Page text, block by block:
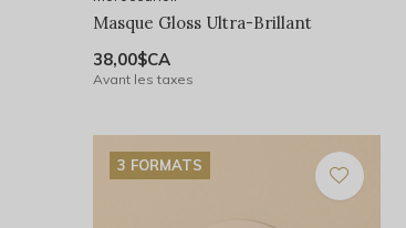
Masque Gloss Ultra-Brillant
38,00$CA
Avant les taxes
3 FORMATS